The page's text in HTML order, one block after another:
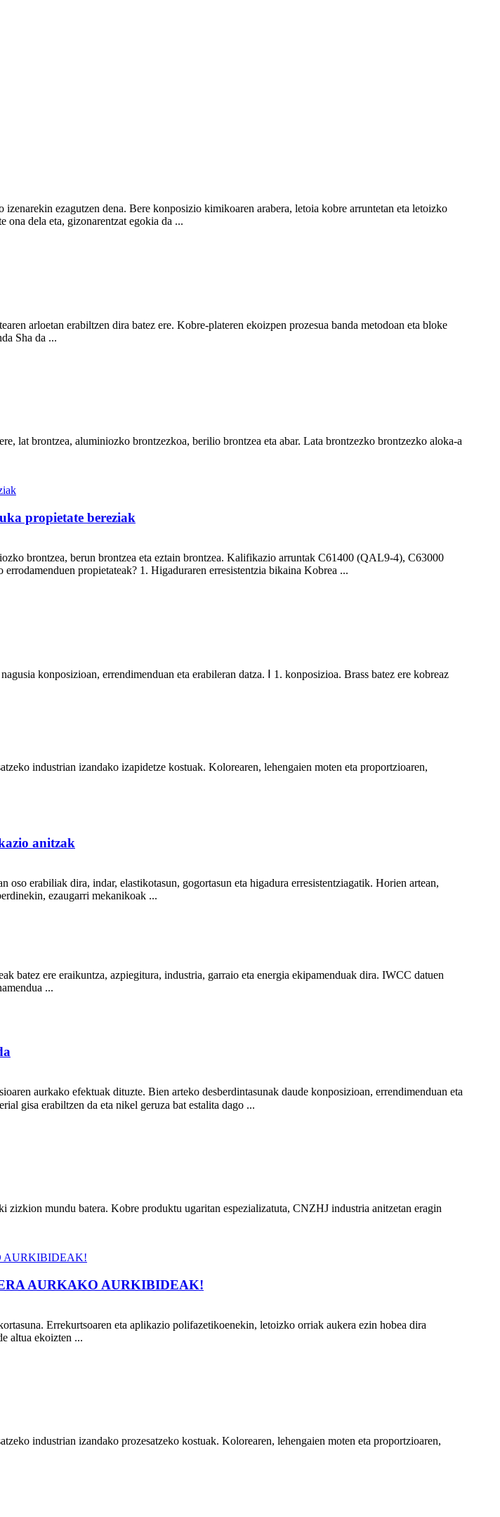
ezagutzen dena. Bere konposizio kimikoaren arabera, letoia kobre arruntetan eta letoizko
ona dela eta, gizonarentzat egokia da ...
arloetan erabiltzen dira batez ere. Kobre-plateren ekoizpen prozesua banda metodoan eta bloke
Sha da ...
lat brontzea, aluminiozko brontzezkoa, berilio brontzea eta abar. Lata brontzezko brontzezko aloka-a
propietate bereziak
brontzea, berun brontzea eta eztain brontzea. Kalifikazio arruntak C61400 (QAL9-4), C63000
propietateak? 1. Higaduraren erresistentzia bikaina Kobrea ...
konposizioan, errendimenduan eta erabileran datza. Ⅰ 1. konposizioa. Brass batez ere kobreaz
industrian izandako izapidetze kostuak. Kolorearen, lehengaien moten eta proportzioaren,
anitzak
erabiliak dira, indar, elastikotasun, gogortasun eta higadura erresistentziagatik. Horien artean,
ezaugarri mekanikoak ...
batez ere eraikuntza, azpiegitura, industria, garraio eta energia ekipamenduak dira. IWCC datuen
...
aurkako efektuak dituzte. Bien arteko desberdintasunak daude konposizioan, errendimenduan eta
gisa erabiltzen da eta nikel geruza bat estalita dago ...
zizkion mundu batera. Kobre produktu ugaritan espezializatuta, CNZHJ industria anitzetan eragin
AURKAKO AURKIBIDEAK!
Errekurtsoaren eta aplikazio polifazetikoenekin, letoizko orriak aukera ezin hobea dira
altua ekoizten ...
industrian izandako prozesatzeko kostuak. Kolorearen, lehengaien moten eta proportzioaren,